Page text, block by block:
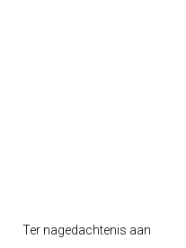
Ter nagedachtenis aan